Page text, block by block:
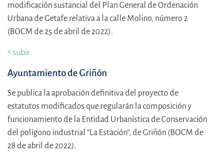
modificación sustancial del Plan General de Ordenación
Urbana de Getafe relativa a la calle Molino, número 2
(BOCM de 25 de abril de 2022).
^ subir
Ayuntamiento de Griñón
Se publica la aprobación definitiva del proyecto de
estatutos modificados que regularán la composición y
funcionamiento de la Entidad Urbanística de Conservación
del polígono industrial “La Estación”, de Griñón (BOCM de
28 de abril de 2022).